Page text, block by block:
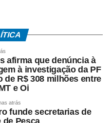
precisam ser informados
dúvidas é a troca de
que o Código de Defesa do
a realizarem
a tamanho, cor ou
situações, a substituição do
afirma que denúncia à
à investigação da PF
de R$ 308 milhões entre
e Oi
atrás
funde secretarias de